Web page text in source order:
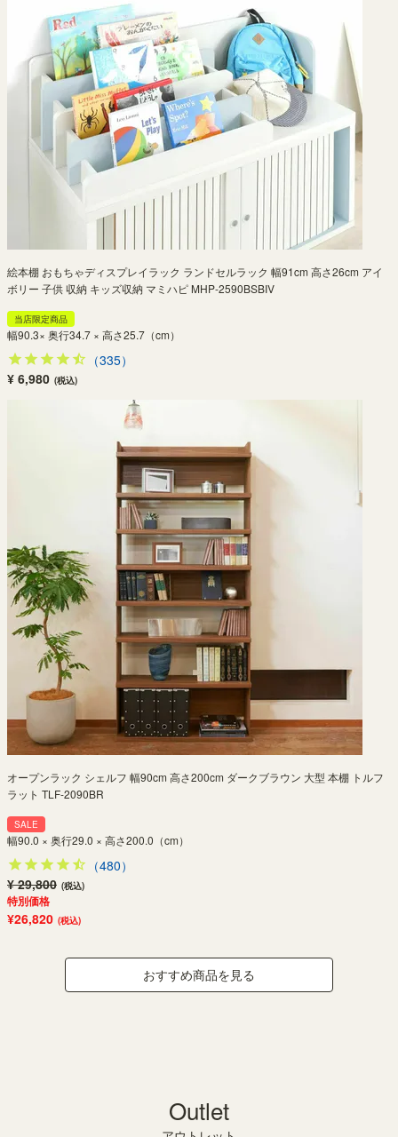
絵本棚 おもちゃディスプレイラック ランドセルラック 幅91cm 高さ26cm アイ
ボリー 子供 収納 キッズ収納 マミハピ MHP-2590BSBIV
当店限定商品
幅90.3× 奥行34.7 × 高さ25.7（cm）
（335）
¥ 6,980 (税込)
オープンラック シェルフ 幅90cm 高さ200cm ダークブラウン 大型 本棚 トルフ
ラット TLF-2090BR
SALE
幅90.0 × 奥行29.0 × 高さ200.0（cm）
（480）
¥ 29,800 (税込)
特別価格
¥26,820 (税込)
おすすめ商品を見る
Outlet